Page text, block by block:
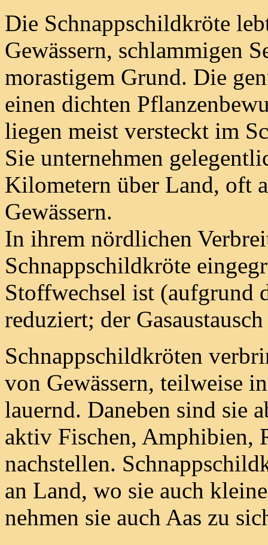
Die Schnappschildkröte
Gewässern, schlammigen
morastigem Grund. Die
einen dichten
liegen meist versteckt im
Sie unternehmen
Kilometern über Land, oft
Gewässern.
In ihrem nördlichen
Schnappschildkröte
Stoffwechsel ist (aufgrund
reduziert; der
Schnappschildkröten
von Gewässern, teilweise
lauernd. Daneben sind sie
aktiv Fischen, Amphibien,
nachstellen.
an Land, wo sie auch
nehmen sie auch Aas zu